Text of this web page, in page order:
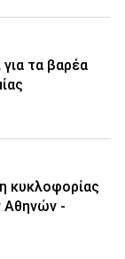
για τα βαρέα
κυκλοφορίας
Αθηνών -